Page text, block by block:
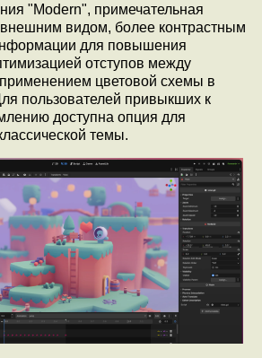
"Modern", примечательная
видом, более контрастным
для повышения
отступов между
цветовой схемы в
пользователей привыкших к
доступна опция для
темы.